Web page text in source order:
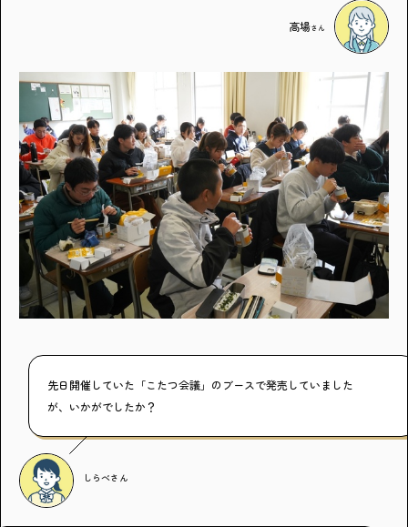
高場さん
先日開催していた「こたつ会議」のブースで発売していました
が、いかがでしたか？
しらべさん